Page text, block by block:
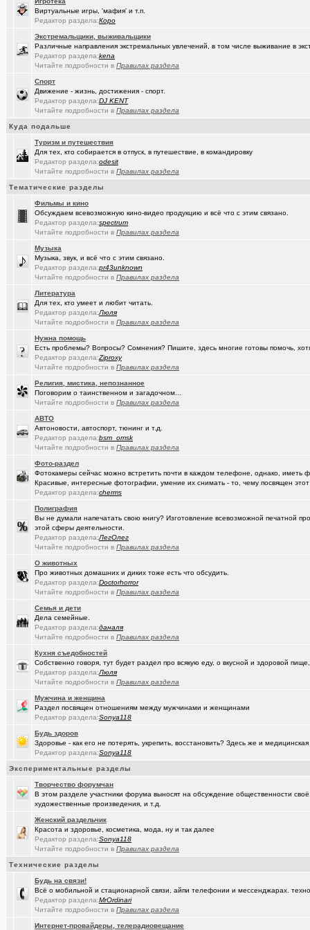
Энциклопедия Омской области онлайн.
А вы уже переобулись?(Snarkens..) +5163
100% женщин!.(wvladimi..) +3
Специалист по эрбиевым лазерам(Kebbos)
Реально полезные гаджеты для кухни(Злыдня)
Ремонт квартир/ванных комнат! Высококачественная отделка.(Кристи55)
И это все то, на что способен omsk.com???(Zheka) +13
Живопись Воронина В.Н.(wvladimi..)
Ремонт окон ПВХ. К кому обратиться?(Ярославч..)
Ключ дверной цилиндрический сделать(Кенёша)
ищу риэдтора(халвамес)
Консультация по конфигурации ПК(falcon)
Жилищный вопрос(халвамес)
Где ремонтируют Oculus Quest?
Почему в городе не отключают отопление?
Какое выбрать отопление для частного дома?
Традиционный сбор памперсов для перинатального центра 2025
Самогоноварение. Кто как?(интересу..)
Какие буквы на гос. номере сейчас идут???
АКПП матиз. Ремонтировать или менять?
С наступающим 2026 годом! (Vector)
Где можно отремонтировать вязаную варежку?
Молодые таланты классической гитары - Майя Казарина(SD17) +4
Теле2 в Омске
Залезть в древний нетбук
Ремонт квартир омск отзывы. любые строительные работы
Автофлудилка
коворкинг проекты (Shell666)
Betatransfer.net - прием платежей для HIGH RISK проектов
Челлендж "Какой кофе ты сейчас пьёшь?"
Владимир Шандриков
7я.ТВ и Я.ru (Омские кабельные сети)
Доколе!? (Моеимяза..) +532
Автоматизация домашнего учета ЖКХ и многое другое ...
двойное гражданство(drob_vv_..)
Алтайский мед - в помощь здоровью!(qwer5523) +225
Задолбали расклейщики рекламы(spyfreem..) +3
А что вы сейчас готовите?
прописка она же регистрация
Нерадивые расклейщики рекламы(Демон ЖКХ) +108
ОК Восток-Запад - что это, кто это?!
Мёд Пасеки Сибирское медовье.
Кто такой человек?
Виртуальные игры, 'мафия' и т.п.
Редактор раздела:Коро
Экстремальщики, выживальщики
Различные направления экстремальных увлечений, в том числе выживание в
Редактор раздела:kena
Читайте подробности в Правилах раздела
Спорт
Движение - жизнь, достижения - спорт.
Редактор раздела:DJ KENT
Читайте подробности в Правилах раздела
Куда подальше
Туризм и путешествия
Для тех, кто собирается в отпуск, в путешествие, в командировку
Редактор раздела:odesit
Читайте подробности в Правилах раздела
Тематические разделы
Фильмы и кино
Обсуждаем всевозможную кино-видео продукцию и всё что с этим связано.
Редактор раздела:spectrum
Читайте подробности в Правилах раздела
Музыка
Музыка, звук, и всё что с этим связано.
Редактор раздела:pr43unknown
Читайте подробности в Правилах раздела
Литература
Для тех, кто умеет и любит читать.
Редактор раздела:Люля
Читайте подробности в Правилах раздела
Нужна помощь
Есть проблемы? Вопросы? Сомнения? Пишите, здесь многие готовы помочь,
Редактор раздела:Ziproxy
Читайте подробности в Правилах раздела
Религия, мистика, непознанное
Поговорим о таинственном и загадочном...
Читайте подробности в Правилах раздела
АВТО
Автоновости, автоспорт, тюнинг и т.д.
Редактор раздела:bsm_omsk
Читайте подробности в Правилах раздела
Фото-раздел
Фотокамеры сейчас можно встретить почти в каждом телефоне, однако, иметь
Красивые, интересные фотографии, умение их снимать - то, чему посвящен
Редактор раздела:cherms
Полиграфия
Вы не думали напечатать свою книгу? Изготовление всевозможной печатной
этой сферы деятельности.
Редактор раздела:ЛегОлег
Читайте подробности в Правилах раздела
О животных
Про животных домашних и диких тоже есть что обсудить.
Редактор раздела:Doctorhorror
Читайте подробности в Правилах раздела
Семья и дети
Дела семейные.
Редактор раздела:даналя
Читайте подробности в Правилах раздела
Кухня съедобностей
Собственно говоря, тут будет раздел про всякую еду, о вкусной и здоровой
Редактор раздела:Люля
Читайте подробности в Правилах раздела
Мужчина и женщина
Раздел посвящен отношениям между мужчинами и женщинами
Редактор раздела:Sonya118
Будь здоров
Здоровье - как его не потерять, укрепить, восстановить? Здесь же и
Редактор раздела:Sonya118
Экспериментальные разделы
Творчество форумчан
В этом разделе участники форума выносят на обсуждение общественности
художественные произведения, и т.д.
Женский раздельчик
Красота и здоровье, косметика, мода, ну и так далее
Редактор раздела:Sonya118
Читайте подробности в Правилах раздела
Технические разделы
Будь на связи!
Всё о мобильной и стационарной связи, айпи телефонии и мессенджарах.
Редактор раздела:MrOrdinari
Читайте подробности в Правилах раздела
Интернет-провайдеры, телерадиовещание